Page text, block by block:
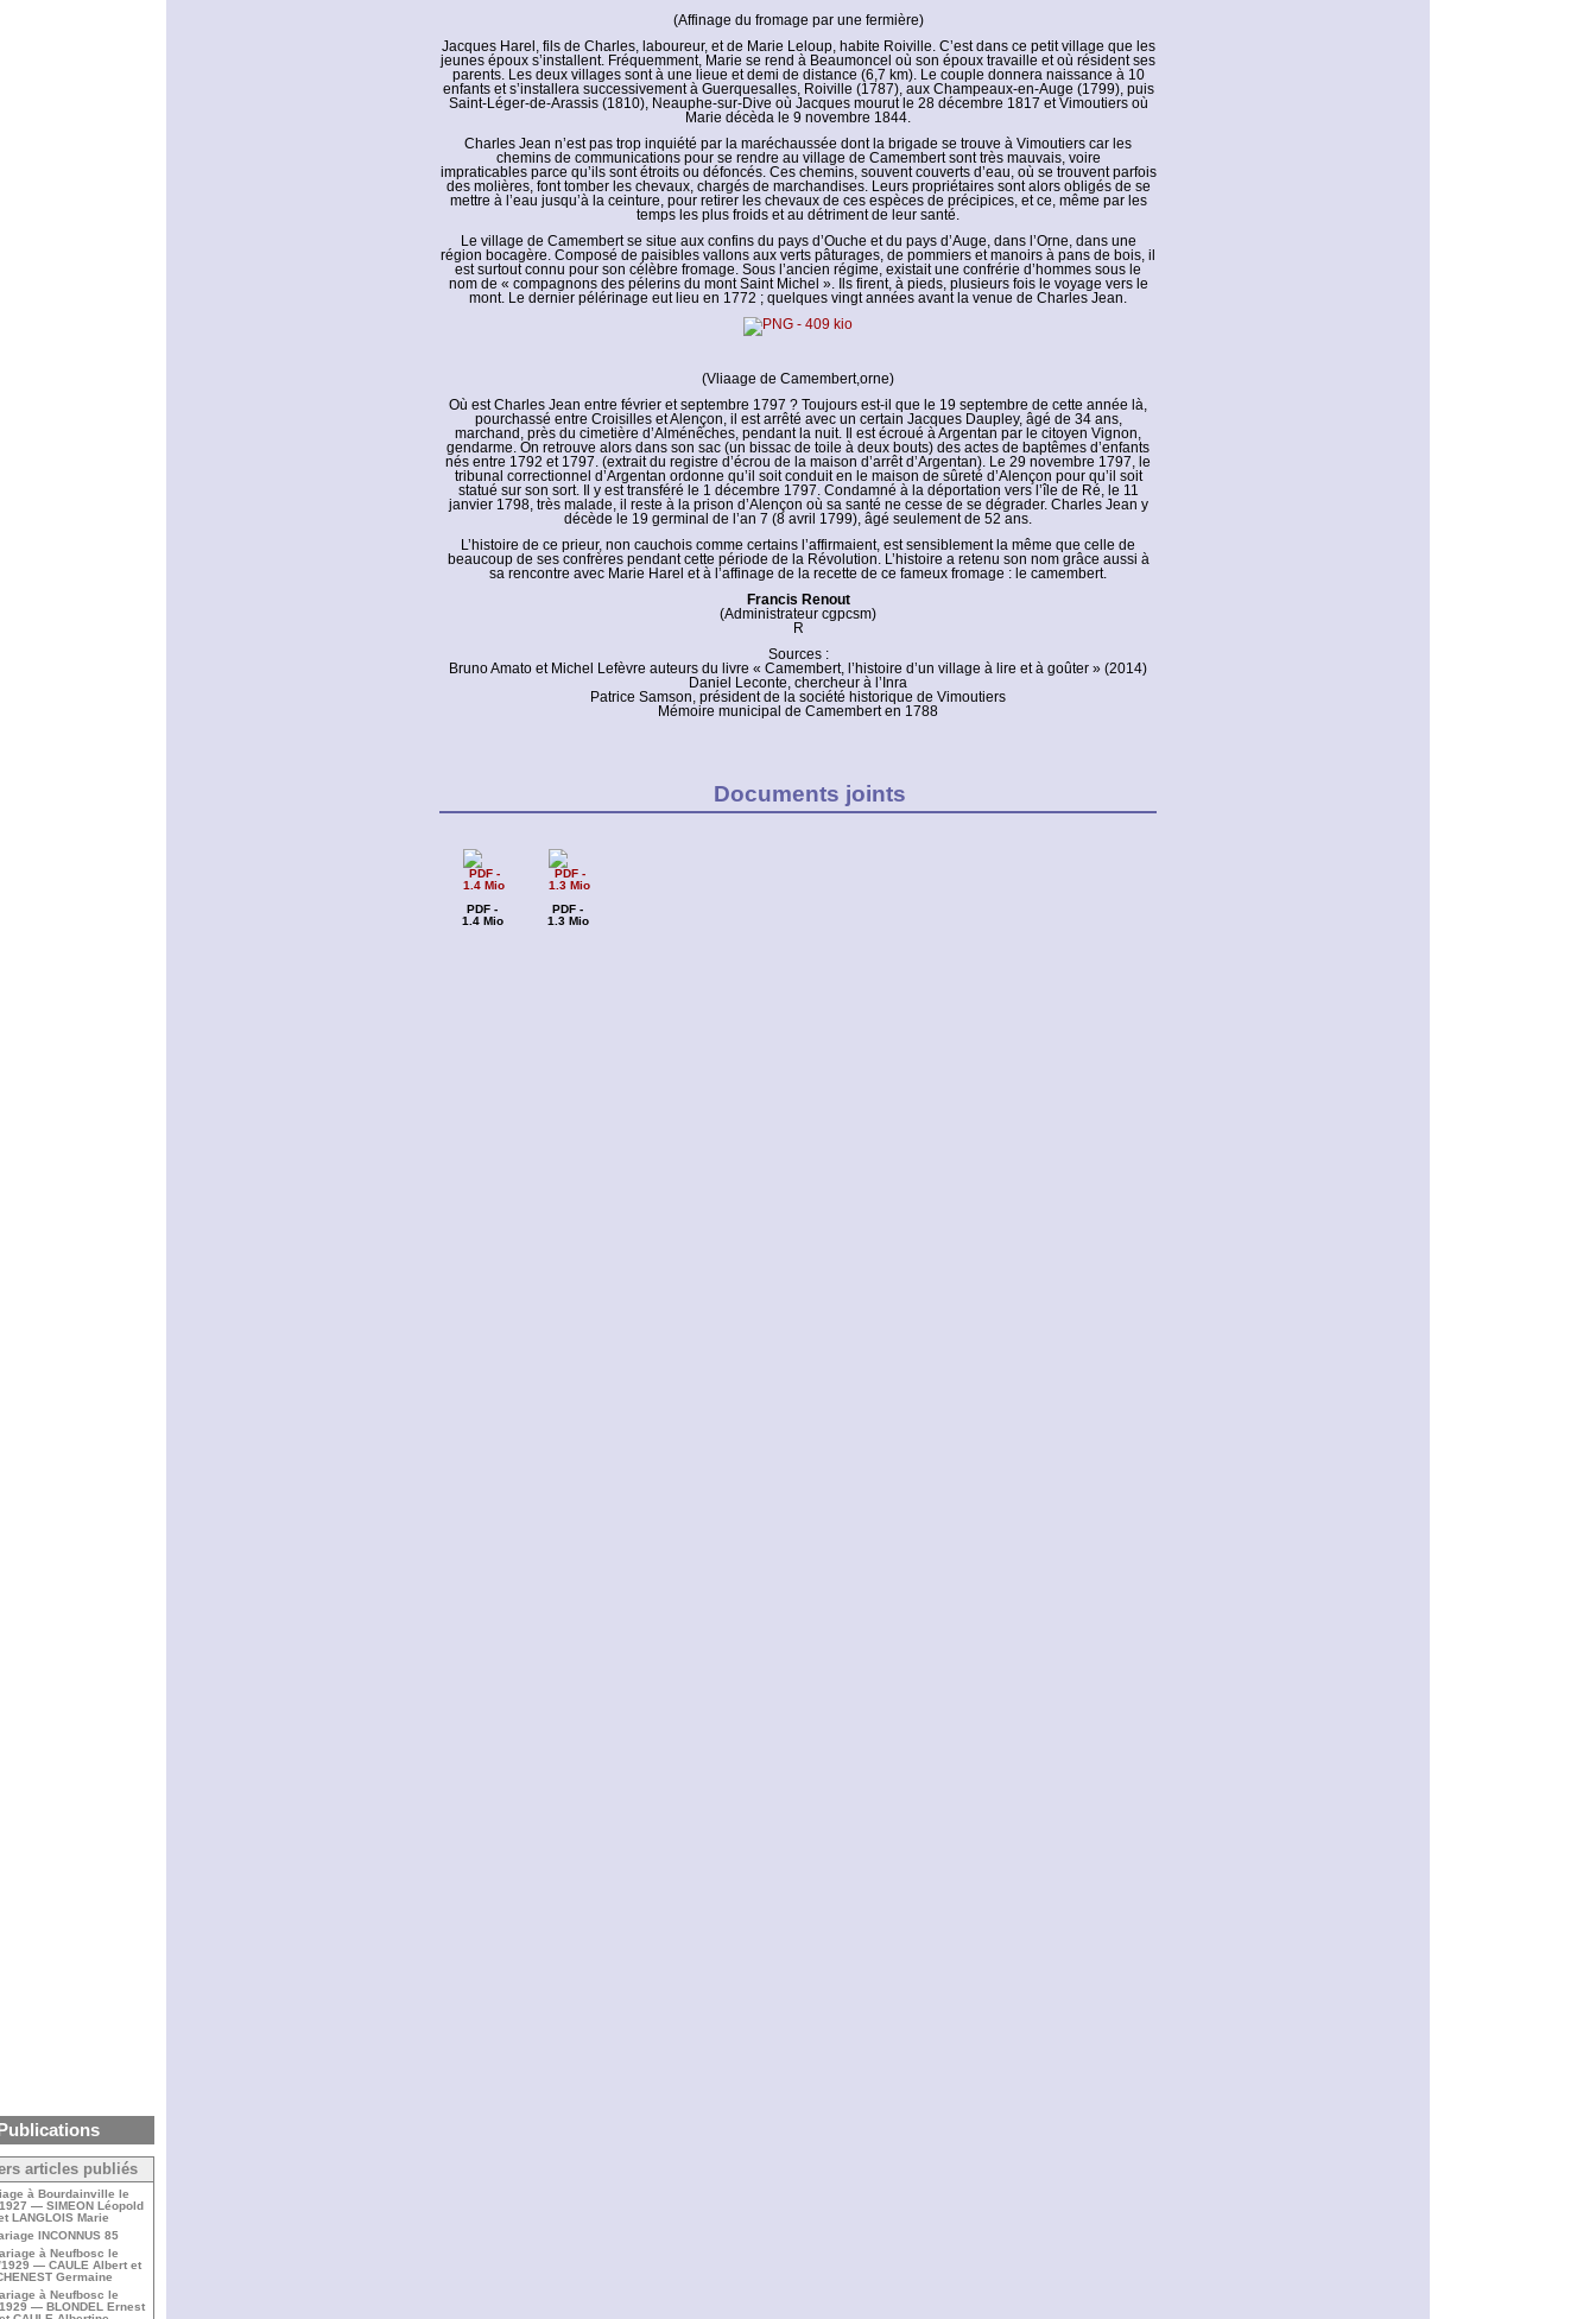
(Affinage du fromage par une fermière)
Jacques Harel, fils de Charles, laboureur, et de Marie Leloup, habite Roiville. C’est dans ce petit village que les
jeunes époux s’installent. Fréquemment, Marie se rend à Beaumoncel où son époux travaille et où résident ses
parents. Les deux villages sont à une lieue et demi de distance (6,7 km). Le couple donnera naissance à 10
enfants et s’installera successivement à Guerquesalles, Roiville (1787), aux Champeaux-en-Auge (1799), puis
Saint-Léger-de-Arassis (1810), Neauphe-sur-Dive où Jacques mourut le 28 décembre 1817 et Vimoutiers où
Marie décèda le 9 novembre 1844.
Charles Jean n’est pas trop inquiété par la maréchaussée dont la brigade se trouve à Vimoutiers car les
chemins de communications pour se rendre au village de Camembert sont très mauvais, voire
impraticables parce qu’ils sont étroits ou défoncés. Ces chemins, souvent couverts d’eau, où se trouvent parfois
des molières, font tomber les chevaux, chargés de marchandises. Leurs propriétaires sont alors obligés de se
mettre à l’eau jusqu’à la ceinture, pour retirer les chevaux de ces espèces de précipices, et ce, même par les
temps les plus froids et au détriment de leur santé.
Le village de Camembert se situe aux confins du pays d’Ouche et du pays d’Auge, dans l’Orne, dans une
région bocagère. Composé de paisibles vallons aux verts pâturages, de pommiers et manoirs à pans de bois, il
est surtout connu pour son célèbre fromage. Sous l’ancien régime, existait une confrérie d’hommes sous le
nom de « compagnons des pélerins du mont Saint Michel ». Ils firent, à pieds, plusieurs fois le voyage vers le
mont. Le dernier pélérinage eut lieu en 1772 ; quelques vingt années avant la venue de Charles Jean.
(Vliaage de Camembert,orne)
Où est Charles Jean entre février et septembre 1797 ? Toujours est-il que le 19 septembre de cette année là,
pourchassé entre Croisilles et Alençon, il est arrêté avec un certain Jacques Daupley, âgé de 34 ans,
marchand, près du cimetière d’Alménêches, pendant la nuit. Il est écroué à Argentan par le citoyen Vignon,
gendarme. On retrouve alors dans son sac (un bissac de toile à deux bouts) des actes de baptêmes d’enfants
nés entre 1792 et 1797. (extrait du registre d’écrou de la maison d’arrêt d’Argentan). Le 29 novembre 1797, le
tribunal correctionnel d’Argentan ordonne qu’il soit conduit en le maison de sûreté d’Alençon pour qu’il soit
statué sur son sort. Il y est transféré le 1 décembre 1797. Condamné à la déportation vers l’île de Ré, le 11
janvier 1798, très malade, il reste à la prison d’Alençon où sa santé ne cesse de se dégrader. Charles Jean y
décède le 19 germinal de l’an 7 (8 avril 1799), âgé seulement de 52 ans.
L’histoire de ce prieur, non cauchois comme certains l’affirmaient, est sensiblement la même que celle de
beaucoup de ses confrères pendant cette période de la Révolution. L’histoire a retenu son nom grâce aussi à
sa rencontre avec Marie Harel et à l’affinage de la recette de ce fameux fromage : le camembert.
Francis Renout
(Administrateur cgpcsm)
R
Sources :
Bruno Amato et Michel Lefèvre auteurs du livre « Camembert, l’histoire d’un village à lire et à goûter » (2014)
Daniel Leconte, chercheur à l’Inra
Patrice Samson, président de la société historique de Vimoutiers
Mémoire municipal de Camembert en 1788
Documents joints
PDF -
1.4 Mio
PDF -
1.3 Mio
articles publiés
à Bourdainville le
— SIMEON Léopold
LANGLOIS Marie
INCONNUS 85
à Neufbosc le
— CAULE Albert et
Germaine
à Neufbosc le
— BLONDEL Ernest